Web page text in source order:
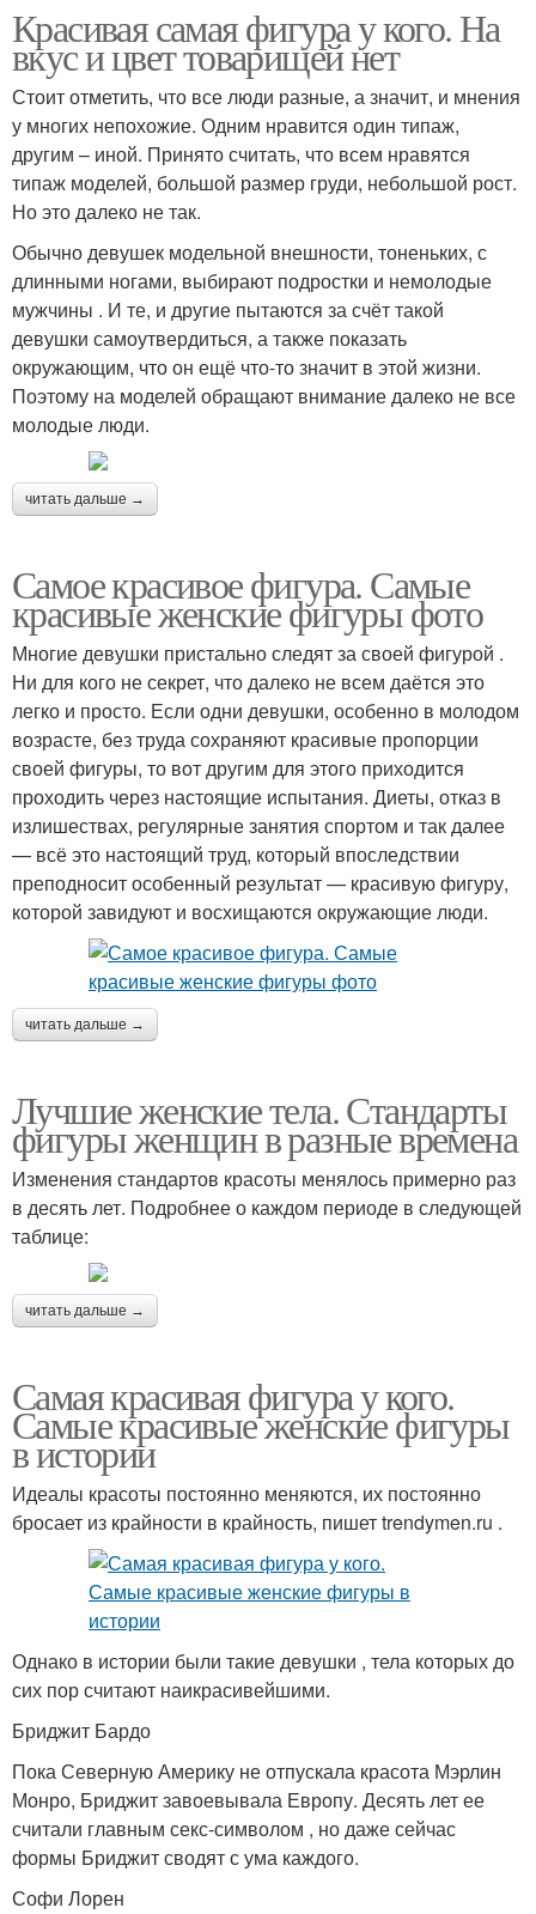
Красивая самая фигура у кого. На
вкус и цвет товарищей нет
Стоит отметить, что все люди разные, а значит, и мнения
у многих непохожие. Одним нравится один типаж,
другим – иной. Принято считать, что всем нравятся
типаж моделей, большой размер груди, небольшой рост.
Но это далеко не так.
Обычно девушек модельной внешности, тоненьких, с
длинными ногами, выбирают подростки и немолодые
мужчины . И те, и другие пытаются за счёт такой
девушки самоутвердиться, а также показать
окружающим, что он ещё что-то значит в этой жизни.
Поэтому на моделей обращают внимание далеко не все
молодые люди.
читать дальше →
Самое красивое фигура. Самые
красивые женские фигуры фото
Многие девушки пристально следят за своей фигурой .
Ни для кого не секрет, что далеко не всем даётся это
легко и просто. Если одни девушки, особенно в молодом
возрасте, без труда сохраняют красивые пропорции
своей фигуры, то вот другим для этого приходится
проходить через настоящие испытания. Диеты, отказ в
излишествах, регулярные занятия спортом и так далее
— всё это настоящий труд, который впоследствии
преподносит особенный результат — красивую фигуру,
которой завидуют и восхищаются окружающие люди.
читать дальше →
Лучшие женские тела. Стандарты
фигуры женщин в разные времена
Изменения стандартов красоты менялось примерно раз
в десять лет. Подробнее о каждом периоде в следующей
таблице:
читать дальше →
Самая красивая фигура у кого.
Самые красивые женские фигуры
в истории
Идеалы красоты постоянно меняются, их постоянно
бросает из крайности в крайность, пишет trendymen.ru .
Однако в истории были такие девушки , тела которых до
сих пор считают наикрасивейшими.
Бриджит Бардо
Пока Северную Америку не отпускала красота Мэрлин
Монро, Бриджит завоевывала Европу. Десять лет ее
считали главным секс-символом , но даже сейчас
формы Бриджит сводят с ума каждого.
Софи Лорен